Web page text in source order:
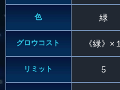
色 緑
グロウコスト 《緑》×１
リミット 5